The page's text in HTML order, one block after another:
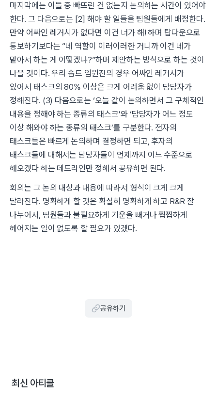
마지막에는 이들 중 빠뜨린 건 없는지 논의하는 시간이 있어야
한다. 그 다음으로는 [2] 해야 할 일들을 팀원들에게 배정한다.
만약 어싸인 레거시가 없다면 이건 너가 해! 하며 탑다운으로
통보하기보다는 “네 역할이 이러이러한 거니까 이건 네가
맡아서 하는 게 어떻겠냐?”하며 제안하는 방식으로 하는 것이
나을 것이다. 우리 솝트 임원진의 경우 어싸인 레거시가
있어서 태스크의 80% 이상은 크게 어려움 없이 담당자가
정해진다. (3) 다음으로는 ‘오늘 같이 논의하면서 그 구체적인
내용을 정해야 하는 종류의 태스크’와 ‘담당자가 어느 정도
이상 해와야 하는 종류의 태스크’를 구분한다. 전자의
태스크들은 빠르게 논의하며 결정하면 되고, 후자의
태스크들에 대해서는 담당자들이 언제까지 어느 수준으로
해오겠다 하는 데드라인만 정해서 공유하면 된다.
회의는 그 논의 대상과 내용에 따라서 형식이 크게 크게
달라진다. 명확하게 할 것은 확실히 명확하게 하고 R&R 잘
나누어서, 팀원들과 불필요하게 기운을 빼거나 찝찝하게
헤어지는 일이 없도록 할 필요가 있겠다.
공유하기
최신 아티클